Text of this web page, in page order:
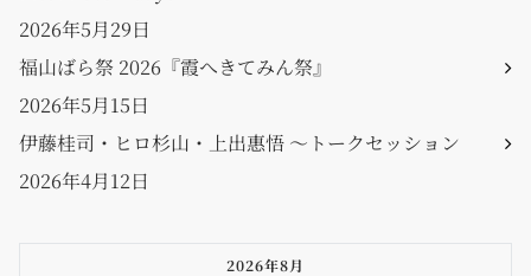
2026年5月29日
福山ばら祭 2026『霞へきてみん祭』
2026年5月15日
伊藤桂司・ヒロ杉山・上出惠悟 〜トークセッション
2026年4月12日
2026年8月